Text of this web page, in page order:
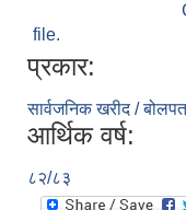
file.
प्रकार:
सार्वजनिक खरीद /
आर्थिक वर्ष:
८२/८३